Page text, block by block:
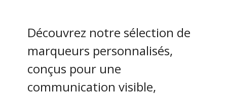
Découvrez notre sélection de
marqueurs personnalisés,
conçus pour une
communication visible,